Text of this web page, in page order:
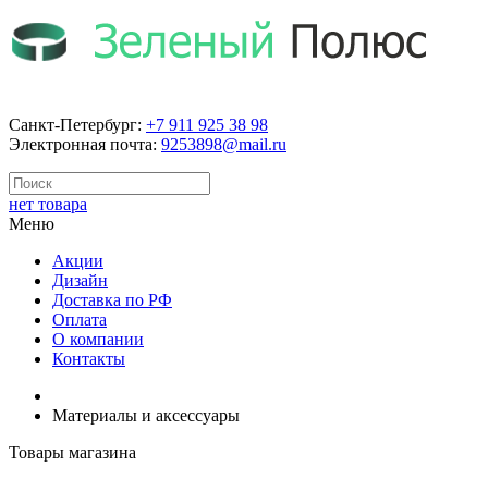
Санкт-Петербург: +7 911 925 38 98
Электронная почта: 9253898@mail.ru
нет товара
Меню
Акции
Дизайн
Доставка по РФ
Оплата
О компании
Контакты
Материалы и аксессуары
Товары магазина